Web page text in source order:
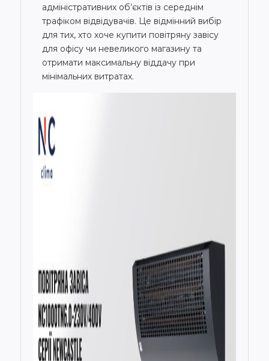
адміністративних об’єктів із середнім
трафіком відвідувачів. Це відмінний вибір
для тих, хто хоче купити повітряну завісу
для офісу чи невеликого магазину та
отримати максимальну віддачу при
мінімальних витратах.